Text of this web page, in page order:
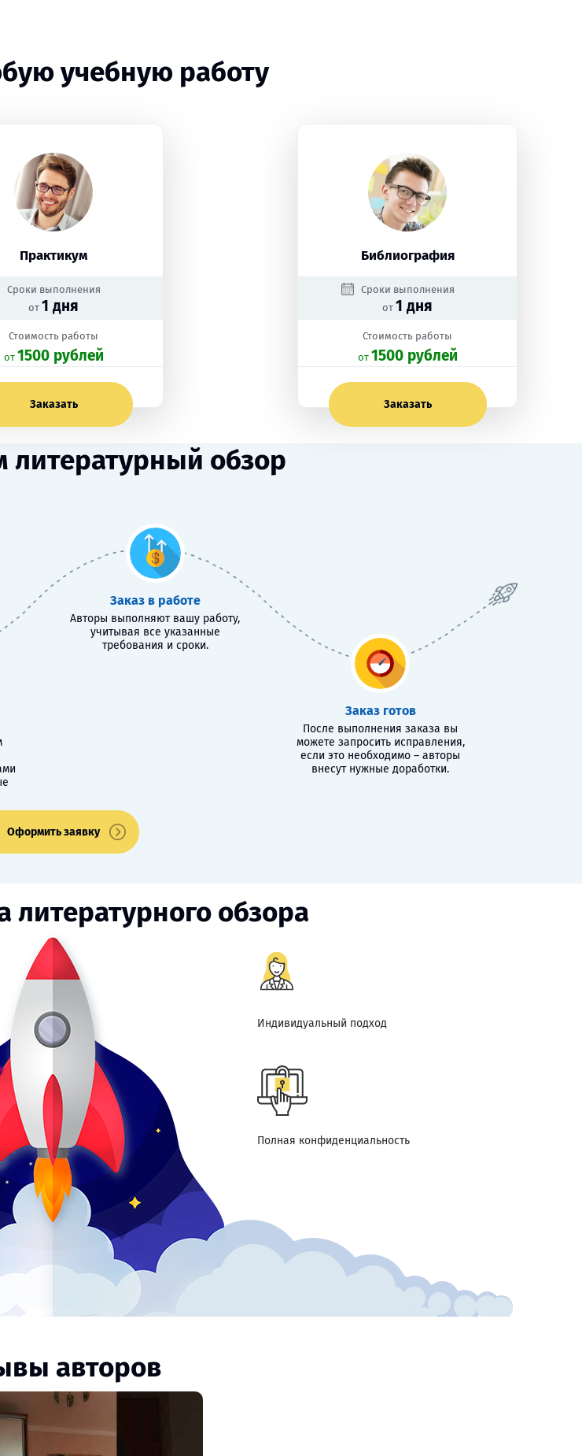
учебную работу
Практикум
Сроки выполнения
от 1 дня
Стоимость работы
oт 1500 рублей
Заказать
Библиография
Сроки выполнения
от 1 дня
Стоимость работы
oт 1500 рублей
Заказать
обзор
Заказ в работе
Авторы выполняют вашу работу,
учитывая все указанные
требования и сроки.
Заказ готов
После выполнения заказа вы
можете запросить исправления,
если это необходимо – авторы
внесут нужные доработки.
Оформить заявку
литературного обзора
Индивидуальный подход
Полная конфиденциальность
авторов